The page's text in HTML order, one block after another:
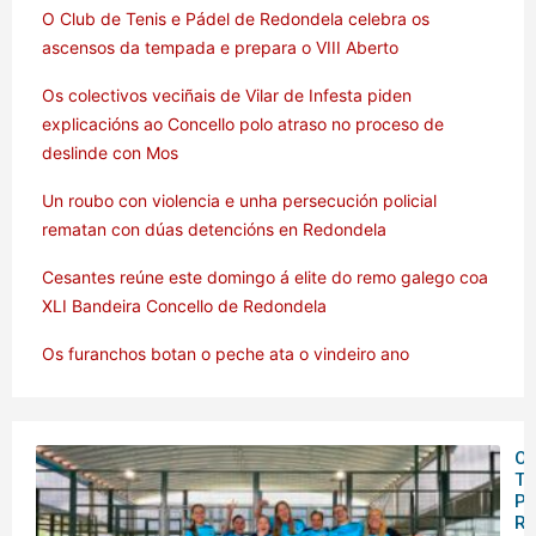
O Club de Tenis e Pádel de Redondela celebra os
ascensos da tempada e prepara o VIII Aberto
Os colectivos veciñais de Vilar de Infesta piden
explicacións ao Concello polo atraso no proceso de
deslinde con Mos
Un roubo con violencia e unha persecución policial
rematan con dúas detencións en Redondela
Cesantes reúne este domingo á elite do remo galego coa
XLI Bandeira Concello de Redondela
Os furanchos botan o peche ata o vindeiro ano
O